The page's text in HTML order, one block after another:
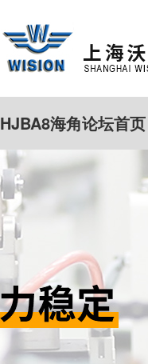
HJBA8海角论坛首页
特殊定制 客